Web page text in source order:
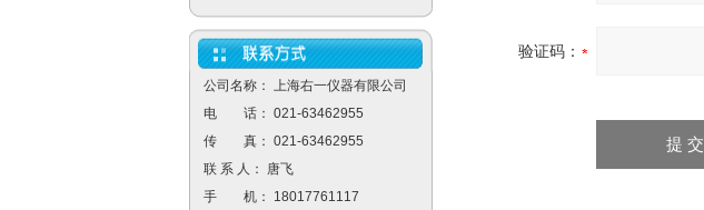
公司名称： 上海右一仪器有限公司
电 话： 021-63462955
传 真： 021-63462955
联 系 人： 唐飞
手 机： 18017761117
验证码：